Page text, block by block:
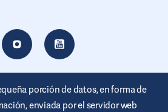
porción de datos, en forma de
enviada por el servidor web